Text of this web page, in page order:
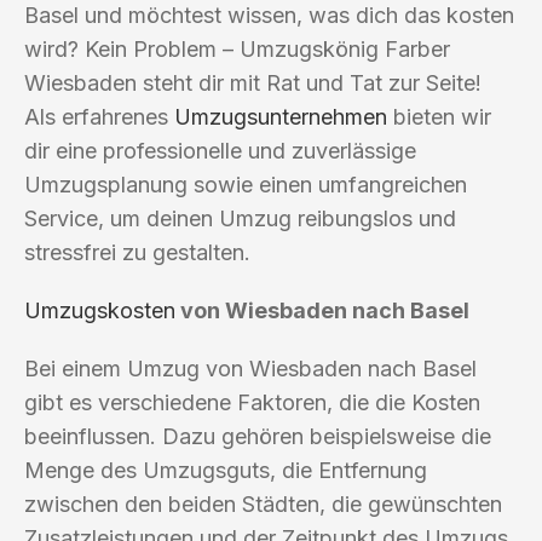
Basel und möchtest wissen, was dich das kosten
wird? Kein Problem – Umzugskönig Farber
Wiesbaden steht dir mit Rat und Tat zur Seite!
Als erfahrenes Umzugsunternehmen bieten wir
dir eine professionelle und zuverlässige
Umzugsplanung sowie einen umfangreichen
Service, um deinen Umzug reibungslos und
stressfrei zu gestalten.
Umzugskosten von Wiesbaden nach Basel
Bei einem Umzug von Wiesbaden nach Basel
gibt es verschiedene Faktoren, die die Kosten
beeinflussen. Dazu gehören beispielsweise die
Menge des Umzugsguts, die Entfernung
zwischen den beiden Städten, die gewünschten